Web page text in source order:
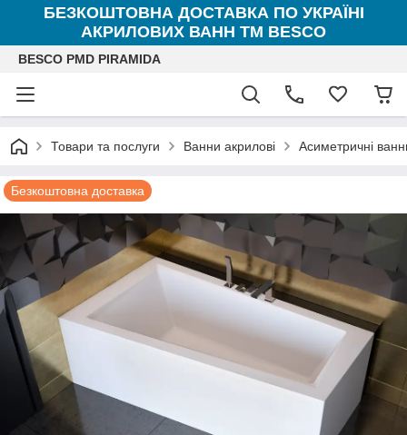
БЕЗКОШТОВНА ДОСТАВКА ПО УКРАЇНІ
АКРИЛОВИХ ВАНН ТМ BESCO
BESCO PMD PIRAMIDA
Товари та послуги Ванни акрилові Асиметричні
Безкоштовна доставка